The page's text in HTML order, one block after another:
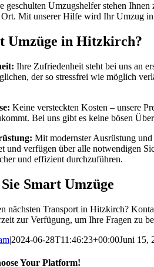
geschulten Umzugshelfer stehen
Ort. Mit unserer Hilfe wird Ihr Umzug
Umzüge in Hitzkirch?
Ihre Zufriedenheit steht bei uns an
der so stressfrei wie möglich
Keine versteckten Kosten – unsere
Bei uns gibt es keine bösen
Mit modernster Ausrüstung
und verfügen über alle notwendigen
und effizient durchzuführen.
Smart Umzüge
nächsten Transport in Hitzkirch?
zur Verfügung, um Ihre Fragen zu
|2024-06-28T11:46:23+00:00Juni 15,
Your Platform!